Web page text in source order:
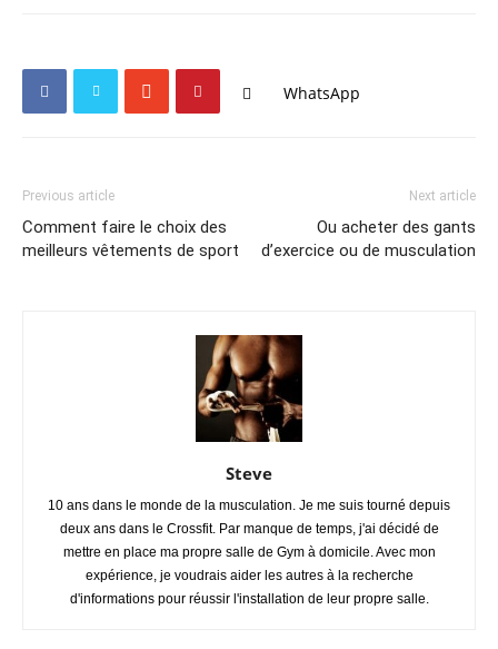
WhatsApp
Previous article
Comment faire le choix des
meilleurs vêtements de sport
Next article
Ou acheter des gants
d’exercice ou de musculation
Steve
10 ans dans le monde de la musculation. Je me suis tourné depuis
deux ans dans le Crossfit. Par manque de temps, j'ai décidé de
mettre en place ma propre salle de Gym à domicile. Avec mon
expérience, je voudrais aider les autres à la recherche
d'informations pour réussir l'installation de leur propre salle.